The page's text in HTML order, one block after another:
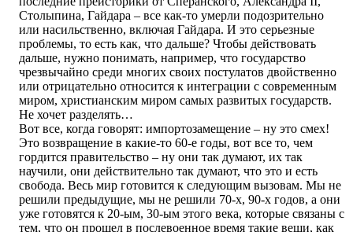
Столыпина, Гайдара – все как-то умерли подозрительно
или насильственно, включая Гайдара. И это серьезные
проблемы, то есть как, что дальше? Чтобы действовать
дальше, нужно понимать, например, что государство
чрезвычайно среди многих своих постулатов двойственно
или отрицательно относится к интеграции с современным
миром, христианским миром самых развитых государств.
Не хочет разделять…
Вот все, когда говорят: импортозамещение – ну это смех!
Это возвращение в какие-то 60-е годы, вот все то, чем
гордится правительство – ну они так думают, их так
научили, они действительно так думают, что это и есть
свобода. Весь мир готовится к следующим вызовам. Мы не
решили предыдущие, мы не решили 70-х, 90-х годов, а они
уже готовятся к 20-ым, 30-ым этого века, которые связаны с
тем, что он прошел в послевоенное время такие вещи, как